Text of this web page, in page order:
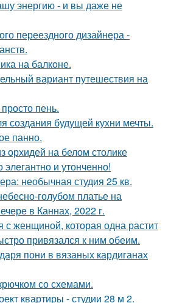
энергию - и вы даже не
переездного дизайнера -
на балкoне.
вариант путешествия на
пень.
создания будущей кухни мечты.
панно.
орхидей на белом столике
и утонченно!
необычная студия 25 кв.
голубом платье на
в Каннах, 2022 г.
женщиной, которая одна растит
привязался к ним обеим.
пони в вязаных кардиганах
со схемами.
квартиры - студии 28 м 2.